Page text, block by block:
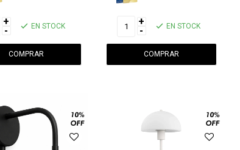
+
- EN STOCK +
- EN STOCK